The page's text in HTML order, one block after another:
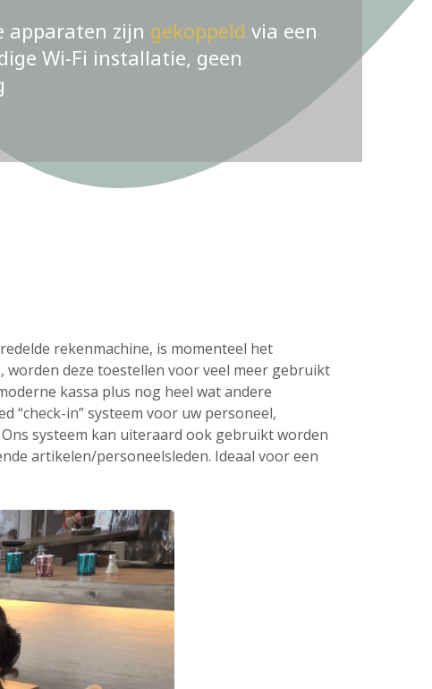
apparaten zijn gekoppeld via een
Wi-Fi installatie, geen
rekenmachine, is momenteel het
deze toestellen voor veel meer gebruikt
kassa plus nog heel wat andere
“check-in” systeem voor uw personeel,
systeem kan uiteraard ook gebruikt worden
artikelen/personeelsleden. Ideaal voor een